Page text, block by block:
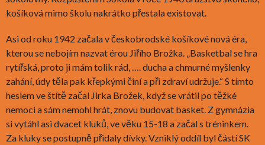
košíková mimo školu nakrátko přestala existovat.
Asi od roku 1942 začala v českobrodské košíkové nová éra,
kterou se nebojím nazvat érou Jiřího Brožka. „Basketbal se hra
rytířská, proto ji mám tolik rád, …. ducha a chmurné myšlenky
zahání, údy těla pak křepkými činí a při zdraví udržuje.“ S tímto
heslem ve štítě začal Jirka Brožek, když se vrátil po těžké
nemoci a sám nemohl hrát, znovu budovat basket. Z gymnázia
si vytáhl asi dvacet kluků, ve věku 15-18 a začal s tréninkem.
Za kluky se postupně přidaly dívky. Vzniklý oddíl byl částí SK